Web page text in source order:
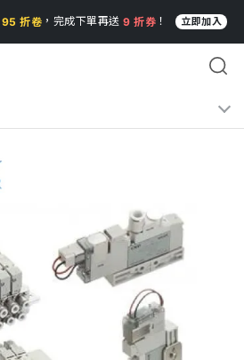
95 折卷 ，完成下單再送9 折券 ！ 立即加入